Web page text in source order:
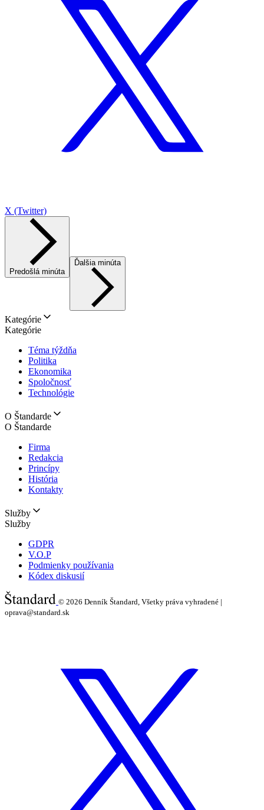
X (Twitter)
Predošlá minúta
Ďalšia minúta
Kategórie
Kategórie
Téma týždňa
Politika
Ekonomika
Spoločnosť
Technológie
O Štandarde
O Štandarde
Firma
Redakcia
Princípy
História
Kontakty
Služby
Služby
GDPR
V.O.P
Podmienky používania
Kódex diskusií
© 2026 Denník Štandard, Všetky práva vyhradené |
oprava@standard.sk